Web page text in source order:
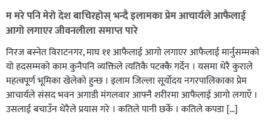
म मरे पनि मेरो देश बाचिरहोस् भन्दै इलामका प्रेम आचार्यले आफैलाई
आगो लगाएर जीवनलीला समाप्त पारे
निरज बस्नेत विराटनगर, माघ ११ आफैलाई आगो लगाएर आफैलाई मार्नुसम्मको
यो हदसम्मको काम कुनैपनि व्यक्तिले त्यतिकै पटक्कै गर्देन । यसमा धेरै कुराले
महत्वपूर्ण भूमिका खेलेको हुन्छ । इलाम जिल्ला सूर्योदय नगरपालिकाका प्रेम
आचार्यले संसद भवन अगाडी मंगलवार आफ्नै शरीरमा आफैलाई आगो लगाएँ ।
उसलाई बचाउँन धेरैले प्रयास गरे । कतिले पानी छर्के । कतिले कपडा […]